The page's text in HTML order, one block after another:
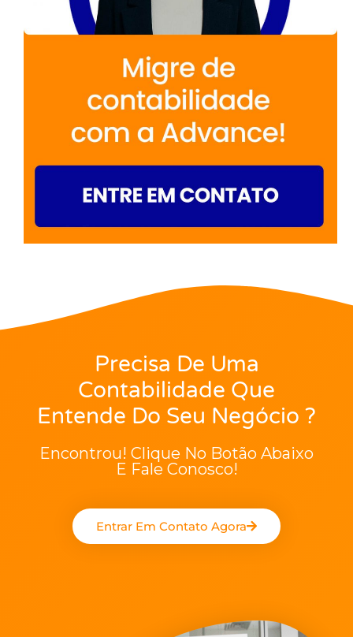
Precisa De Uma
Contabilidade Que
Entende Do Seu Negócio ?
Encontrou! Clique No Botão Abaixo
E Fale Conosco!
Entrar Em Contato Agora